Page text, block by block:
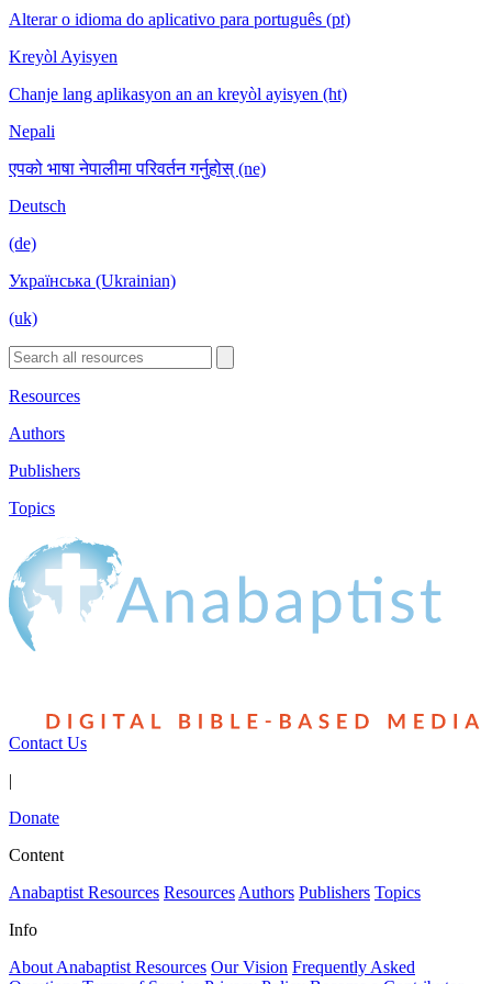
Alterar o idioma do aplicativo para português (pt)
Kreyòl Ayisyen
Chanje lang aplikasyon an an kreyòl ayisyen (ht)
Nepali
एपको भाषा नेपालीमा परिवर्तन गर्नुहोस् (ne)
Deutsch
(de)
Українська (Ukrainian)
(uk)
Resources
Authors
Publishers
Topics
Contact Us
|
Donate
Content
Anabaptist Resources Resources Authors Publishers Topics
Info
About Anabaptist Resources Our Vision Frequently Asked